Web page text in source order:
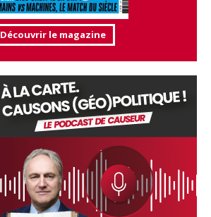
Découvrir le magazine